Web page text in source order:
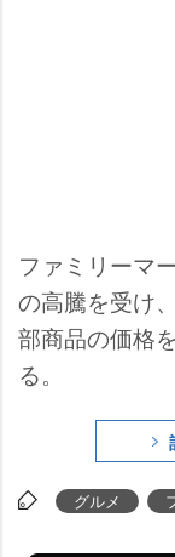
ファミリーマ
の高騰を受け
部商品の価格
る。
グルメ